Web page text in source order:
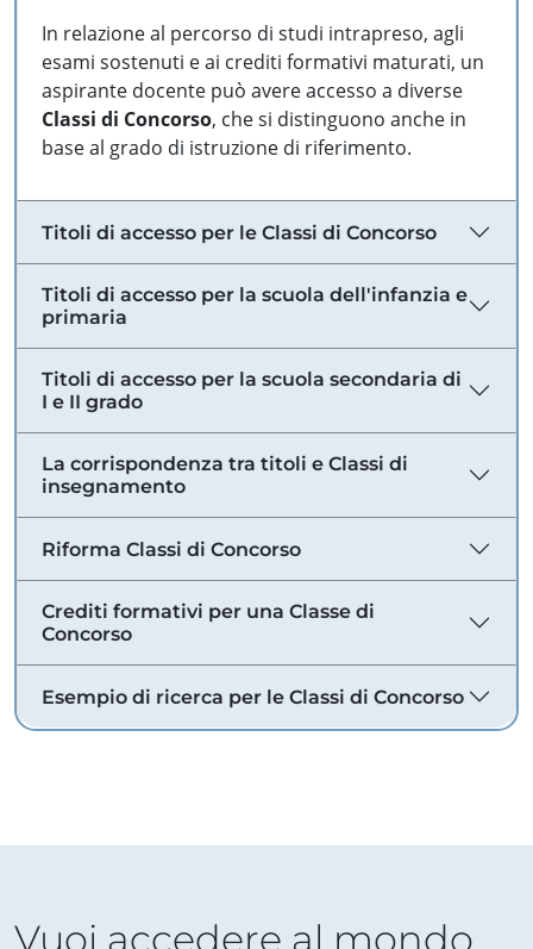
In relazione al percorso di studi intrapreso, agli
esami sostenuti e ai crediti formativi maturati, un
aspirante docente può avere accesso a diverse
Classi di Concorso, che si distinguono anche in
base al grado di istruzione di riferimento.
Titoli di accesso per le Classi di Concorso
Titoli di accesso per la scuola dell'infanzia e
primaria
Titoli di accesso per la scuola secondaria di
I e II grado
La corrispondenza tra titoli e Classi di
insegnamento
Riforma Classi di Concorso
Crediti formativi per una Classe di
Concorso
Esempio di ricerca per le Classi di Concorso
Vuoi accedere al mondo